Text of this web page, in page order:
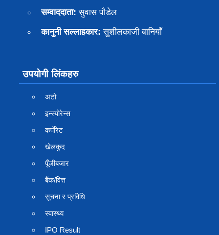
सम्वाददाता: सुवास पाैडेल
कानुनी सल्लाहकार: सुशीलकाजी बानियाँ
उपयोगी लिंकहरु
अटो
इन्स्योरेन्स
कर्पाेरेट
खेलकुद
पूँजीबजार
बैंक/वित्त
सूचना र प्रविधि
स्वास्थ्य
IPO Result